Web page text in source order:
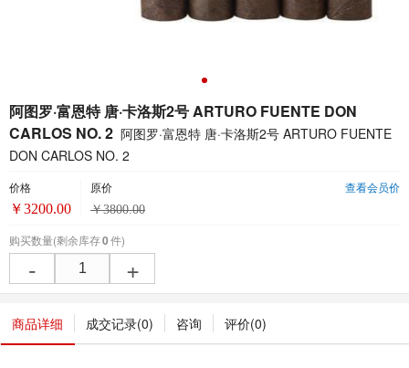
阿图罗·富恩特 唐·卡洛斯2号 ARTURO FUENTE DON
CARLOS NO. 2 阿图罗·富恩特 唐·卡洛斯2号 ARTURO FUENTE
DON CARLOS NO. 2
查看会员价
价格
￥3200.00
原价
￥3800.00
购买数量(剩余库存0件)
- +
商品详细 成交记录(0) 咨询 评价(0)